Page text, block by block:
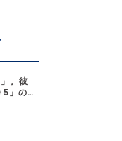
。彼
5」の
なな